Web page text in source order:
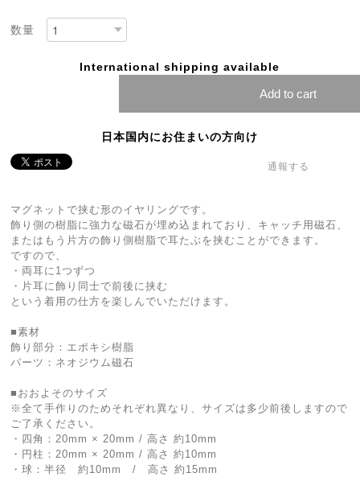
数量
International shipping available
Add to cart
日本国内にお住まいの方向け
通報する
マグネットで挟む形のイヤリングです。
飾り側の樹脂に強力な磁石が埋め込まれており、キャッチ用磁石、
またはもう片方の飾り側樹脂で耳たぶを挟むことができます。
ですので、
・両耳に1つずつ
・片耳に飾り同士で前後に挟む
という着用の仕方を楽しんでいただけます。
■素材
飾り部分：エポキシ樹脂
パーツ：ネオジウム磁石
■おおよそのサイズ
※全て手作りのためそれぞれ異なり、サイズは多少前後しますので
ご了承ください。
・四角：20mm × 20mm / 高さ 約10mm
・円柱：20mm × 20mm / 高さ 約10mm
・球：半径 約10mm / 高さ 約15mm